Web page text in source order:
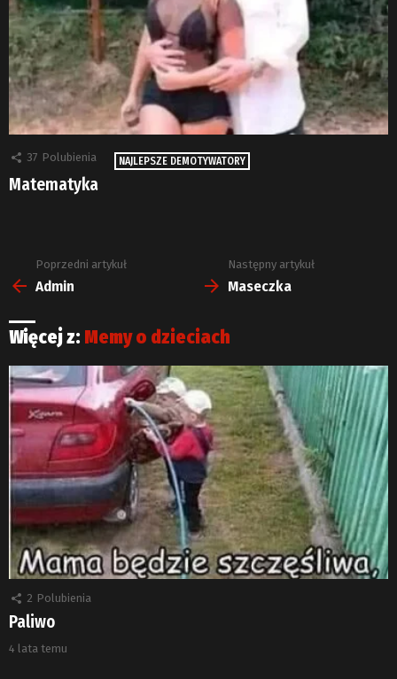
37 Polubienia NAJLEPSZE DEMOTYWATORY
Matematyka
Zobacz
więcej
Poprzedni artykuł
Admin
Następny artykuł
Maseczka
Więcej z: Memy o dzieciach
2 Polubienia
Paliwo
4 lata temu